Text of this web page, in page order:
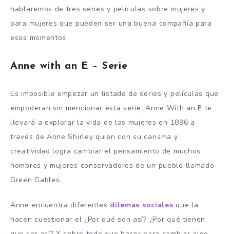
hablaremos de tres series y películas sobre mujeres y
para mujeres que pueden ser una buena compañía para
esos momentos.
Anne with an E – Serie
Es imposible empezar un listado de series y películas que
empoderan sin mencionar esta serie, Anne With an E te
llevará a explorar la vida de las mujeres en 1896 a
través de Anne Shirley quien con su carisma y
creatividad logra cambiar el pensamiento de muchos
hombres y mujeres conservadores de un pueblo llamado
Green Gables.
Anne encuentra diferentes dilemas sociales que la
hacen cuestionar el ¿Por qué son así? ¿Por qué tienen